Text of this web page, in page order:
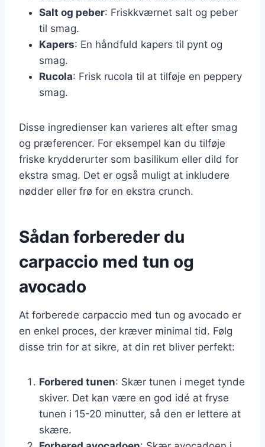
Salt og peber: Friskkværnet salt og peber
til smag.
Kapers: En håndfuld kapers til pynt og
smag.
Rucola: Frisk rucola til at tilføje en peppery
smag.
Disse ingredienser kan varieres alt efter smag
og præferencer. For eksempel kan du tilføje
friske krydderurter som basilikum eller dild for
ekstra smag. Det er også muligt at inkludere
nødder eller frø for en ekstra crunch.
Sådan forbereder du
carpaccio med tun og
avocado
At forberede carpaccio med tun og avocado er
en enkel proces, der kræver minimal tid. Følg
disse trin for at sikre, at din ret bliver perfekt:
Forbered tunen: Skær tunen i meget tynde
skiver. Det kan være en god idé at fryse
tunen i 15-20 minutter, så den er lettere at
skære.